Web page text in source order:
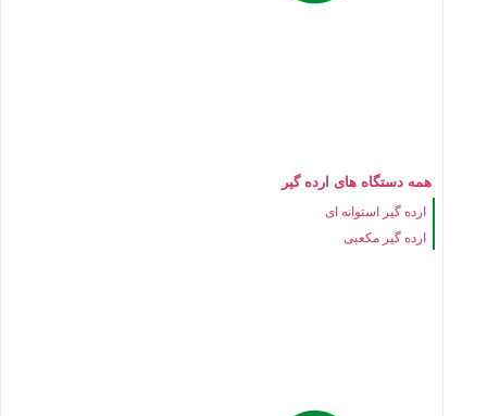
همه دستگاه های ارده گیر
ارده گیر استوانه ای
ارده گیر مکعبی